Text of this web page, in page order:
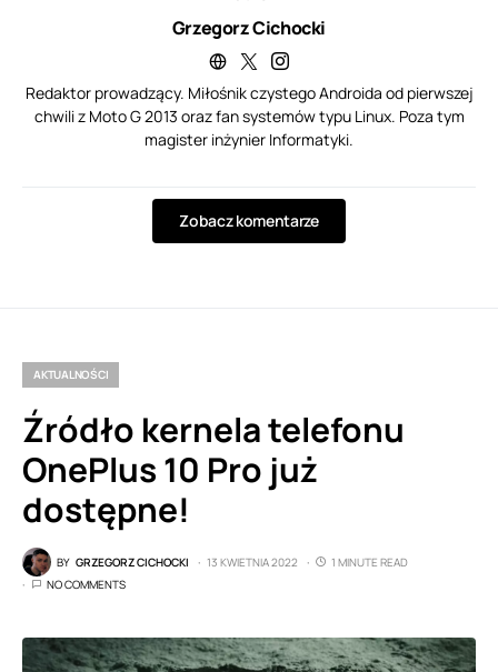
Grzegorz Cichocki
Redaktor prowadzący. Miłośnik czystego Androida od pierwszej
chwili z Moto G 2013 oraz fan systemów typu Linux. Poza tym
magister inżynier Informatyki.
Zobacz komentarze
AKTUALNOŚCI
Źródło kernela telefonu
OnePlus 10 Pro już
dostępne!
BY GRZEGORZ CICHOCKI 13 KWIETNIA 2022
1 MINUTE READ
NO COMMENTS